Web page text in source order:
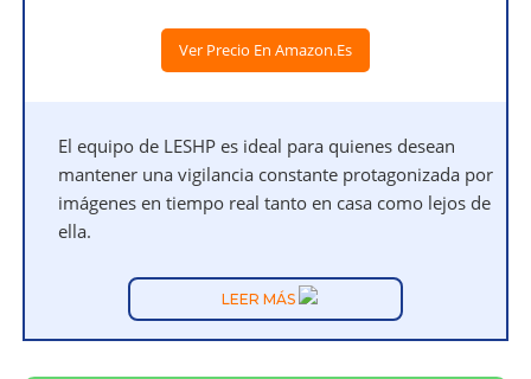
Ver Precio En Amazon.es
El equipo de LESHP es ideal para quienes desean
mantener una vigilancia constante protagonizada por
imágenes en tiempo real tanto en casa como lejos de
ella.
LEER MÁS